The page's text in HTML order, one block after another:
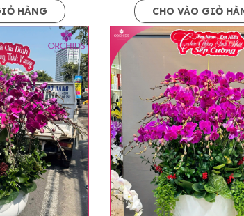
sẽ được phối ghép từ nhiều cây hoa
Cây hoa lan còn phụ thuộc theo mùa và
thưa hoa và cách trang trí.
phẩm được thực hiện dựa trên mẫu đã
phụ kiện trang trí chúng tôi sẽ chủ động
thay đổi. Trường hợp không đủ thời
HÀNG CHO VÀO GIỎ